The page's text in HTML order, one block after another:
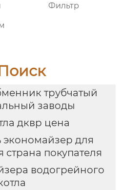
Фильтр
трубчатый
заводы
дквр цена
экономайзер для
страна покупателя
водогрейного